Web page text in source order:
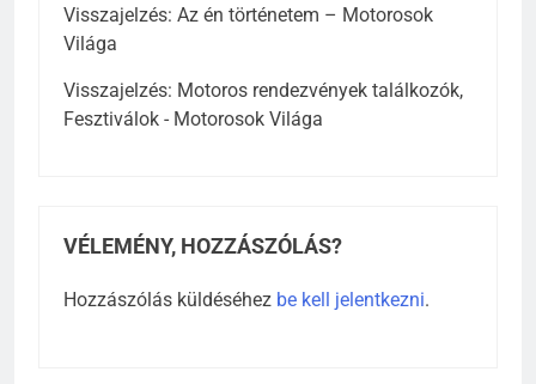
Visszajelzés: Az én történetem – Motorosok
Világa
Visszajelzés: Motoros rendezvények találkozók,
Fesztiválok - Motorosok Világa
VÉLEMÉNY, HOZZÁSZÓLÁS?
Hozzászólás küldéséhez be kell jelentkezni.